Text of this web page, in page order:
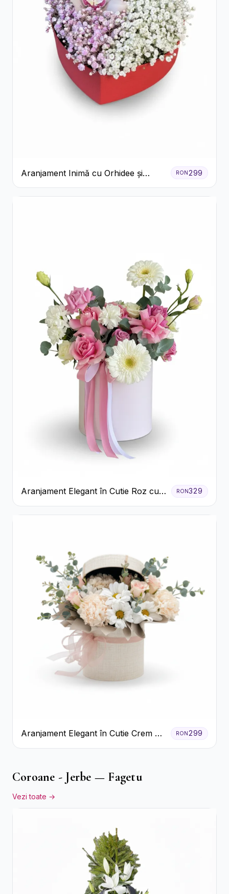
Aranjament Inimă cu Orhidee și
Floarea Miresei
RON 299
Aranjament Elegant în Cutie Roz cu
Trandafiri și Gerbera
RON329
Aranjament Elegant în Cutie Crem cu
Crizanteme și Trandafiri
RON299
Coroane - Jerbe — Fagetu
Vezi toate →